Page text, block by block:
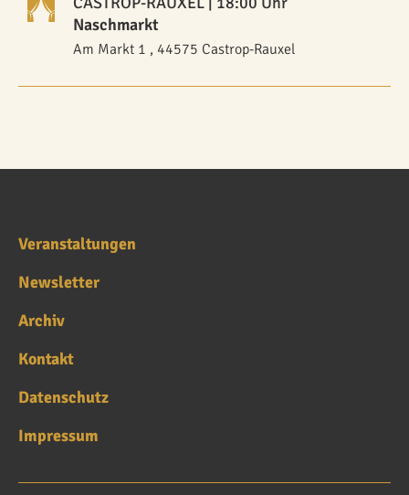
Naschmarkt
Am Markt 1 , 44575 Castrop-Rauxel
Veranstaltungen
Newsletter
Archiv
Kontakt
Datenschutz
Impressum